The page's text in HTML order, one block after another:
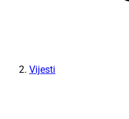
Vijesti